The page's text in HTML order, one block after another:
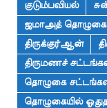
குடும்பவியல்
ஜமாஅத் தொழுகை
திருக்குர்ஆன்
திருமணச்
தொழுகை
தொழுகையில்